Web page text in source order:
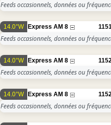
Feeds occasionnels, données ou
14.0°W Express AM 8
Feeds occasionnels, données ou
14.0°W Express AM 8
Feeds occasionnels, données ou
14.0°W Express AM 8
Feeds occasionnels, données ou